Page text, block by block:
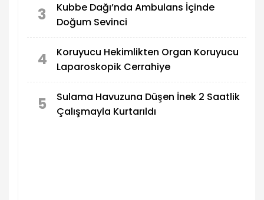
3
Kubbe Dağı’nda Ambulans İçinde
Doğum Sevinci
4
Koruyucu Hekimlikten Organ Koruyucu
Laparoskopik Cerrahiye
5
Sulama Havuzuna Düşen İnek 2 Saatlik
Çalışmayla Kurtarıldı